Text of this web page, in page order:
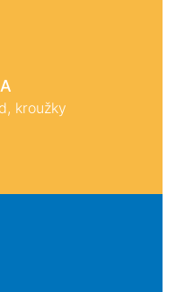
kroužky